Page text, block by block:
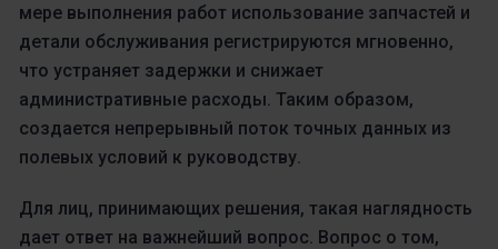
мере выполнения работ использование запчастей и
детали обслуживания регистрируются мгновенно,
что устраняет задержки и снижает
административные расходы. Таким образом,
создается непрерывный поток точных данных из
полевых условий к руководству.
Для лиц, принимающих решения, такая наглядность
дает ответ на важнейший вопрос. Вопрос о том,